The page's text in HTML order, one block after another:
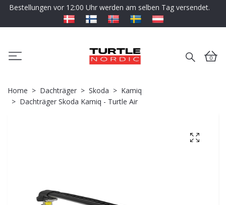
Bestellungen vor 12:00 Uhr werden am selben Tag versendet.
0
Home Dachträger Skoda
Kamiq
Dachträger Skoda Kamiq - Turtle Air